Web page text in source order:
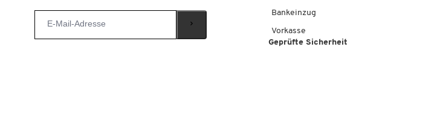
Bankeinzug
Vorkasse
Geprüfte Sicherheit